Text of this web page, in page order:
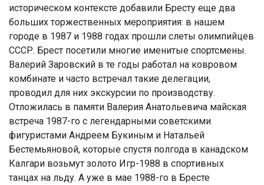
историческом контексте добавили Бресту еще два
больших торжественных мероприятия: в нашем
городе в 1987 и 1988 годах прошли слеты олимпийцев
СССР. Брест посетили многие именитые спортсмены.
Валерий Заровский в те годы работал на ковровом
комбинате и часто встречал такие делегации,
проводил для них экскурсии по производству.
Отложилась в памяти Валерия Анатольевича майская
встреча 1987-го с легендарными советскими
фигуристами Андреем Букиным и Натальей
Бестемьяновой, которые спустя полгода в канадском
Калгари возьмут золото Игр-1988 в спортивных
танцах на льду. А уже в мае 1988-го в Бресте